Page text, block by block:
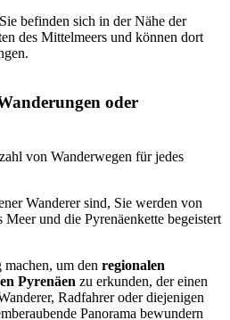
befinden sich in der Nähe der
des Mittelmeers und können dort
oder
von Wanderwegen für jedes
Wanderer sind, Sie werden von
und die Pyrenäenkette begeistert
um den regionalen
Pyrenäen zu erkunden, der einen
Radfahrer oder diejenigen
Panorama bewundern